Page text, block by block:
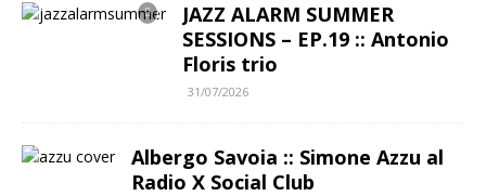
JAZZ ALARM SUMMER
SESSIONS – EP.19 :: Antonio
Floris trio
31/07/2026
Albergo Savoia :: Simone Azzu al
Radio X Social Club